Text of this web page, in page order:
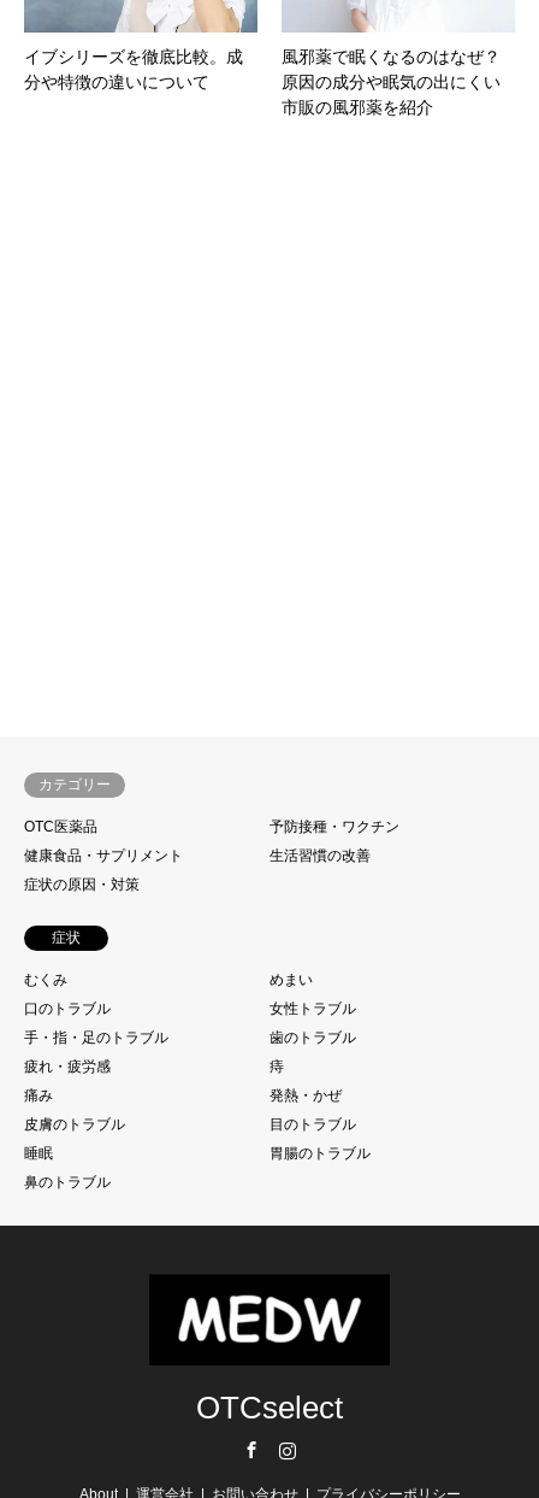
イブシリーズを徹底比較。成
分や特徴の違いについて
風邪薬で眠くなるのはなぜ？
原因の成分や眠気の出にくい
市販の風邪薬を紹介
カテゴリー
OTC医薬品
予防接種・ワクチン
健康食品・サプリメント
生活習慣の改善
症状の原因・対策
症状
むくみ
めまい
口のトラブル
女性トラブル
手・指・足のトラブル
歯のトラブル
疲れ・疲労感
痔
痛み
発熱・かぜ
皮膚のトラブル
目のトラブル
睡眠
胃腸のトラブル
鼻のトラブル
OTCselect